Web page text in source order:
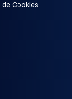
de Cookies